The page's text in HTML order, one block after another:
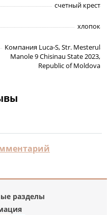
счетный крест
хлопок
Компания Luca-S, Str. Mesterul
Manole 9 Chisinau State 2023,
Republic of Moldova
разделы